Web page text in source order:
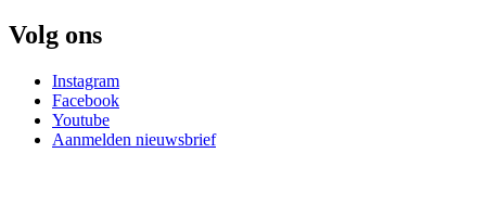
Volg ons
Instagram
Facebook
Youtube
Aanmelden nieuwsbrief